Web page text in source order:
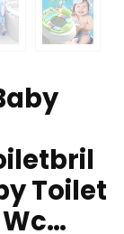
Toilet